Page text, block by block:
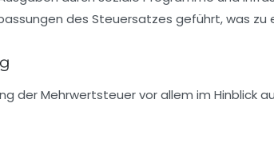
des Steuersatzes geführt, was
der Mehrwertsteuervor allem im Hinblick